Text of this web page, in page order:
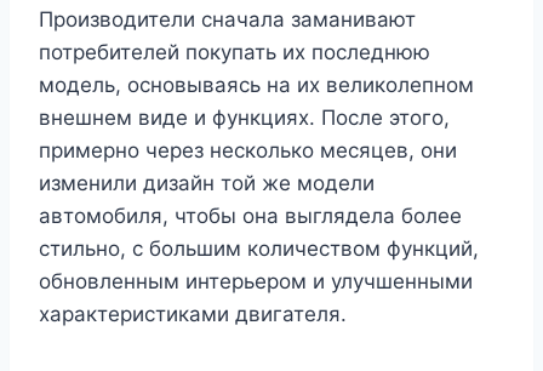
Производители сначала заманивают
потребителей покупать их последнюю
модель, основываясь на их великолепном
внешнем виде и функциях. После этого,
примерно через несколько месяцев, они
изменили дизайн той же модели
автомобиля, чтобы она выглядела более
стильно, с большим количеством функций,
обновленным интерьером и улучшенными
характеристиками двигателя.